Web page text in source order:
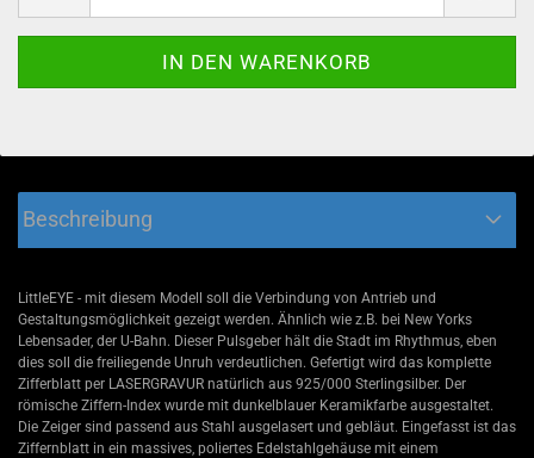
Beschreibung
LittleEYE - mit diesem Modell soll die Verbindung von Antrieb und
Gestaltungsmöglichkeit gezeigt werden. Ähnlich wie z.B. bei New Yorks
Lebensader, der U-Bahn. Dieser Pulsgeber hält die Stadt im Rhythmus, eben
dies soll die freiliegende Unruh verdeutlichen. Gefertigt wird das komplette
Zifferblatt per LASERGRAVUR natürlich aus 925/000 Sterlingsilber. Der
römische Ziffern-Index wurde mit dunkelblauer Keramikfarbe ausgestaltet.
Die Zeiger sind passend aus Stahl ausgelasert und gebläut. Eingefasst ist das
Ziffernblatt in ein massives, poliertes Edelstahlgehäuse mit einem